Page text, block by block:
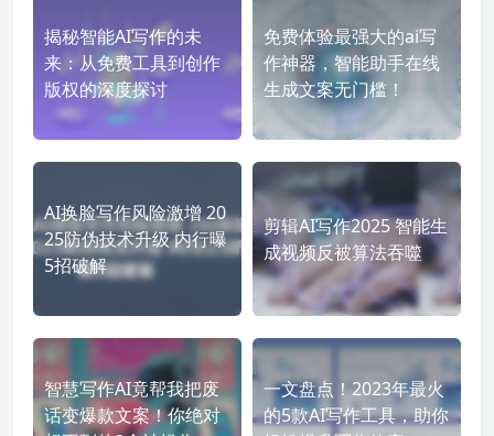
揭秘智能AI写作的未
来：从免费工具到创作
版权的深度探讨
免费体验最强大的ai写
作神器，智能助手在线
生成文案无门槛！
AI换脸写作风险激增 20
25防伪技术升级 内行曝
5招破解
剪辑AI写作2025 智能生
成视频反被算法吞噬
智慧写作AI竟帮我把废
话变爆款文案！你绝对
一文盘点！2023年最火
的5款AI写作工具，助你